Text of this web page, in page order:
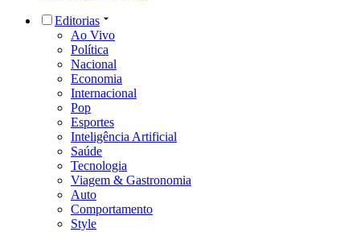
Editorias
Ao Vivo
Política
Nacional
Economia
Internacional
Pop
Esportes
Inteligência Artificial
Saúde
Tecnologia
Viagem & Gastronomia
Auto
Comportamento
Style